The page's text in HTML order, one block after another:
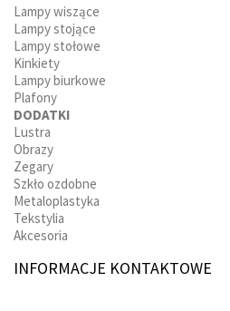
Lampy wiszące
Lampy stojące
Lampy stołowe
Kinkiety
Lampy biurkowe
Plafony
DODATKI
Lustra
Obrazy
Zegary
Szkło ozdobne
Metaloplastyka
Tekstylia
Akcesoria
INFORMACJE KONTAKTOWE